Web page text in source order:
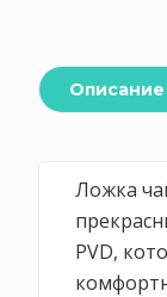
Описание
Ложка
PVD,